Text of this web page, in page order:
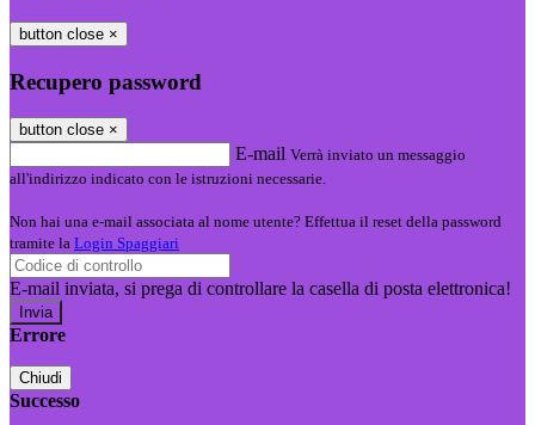
button close ×
Recupero password
button close ×
E-mail Verrà inviato un messaggio
all'indirizzo indicato con le istruzioni necessarie.
Non hai una e-mail associata al nome utente? Effettua il reset della password
tramite la Login Spaggiari
E-mail inviata, si prega di controllare la casella di posta elettronica!
Errore
Chiudi
Successo